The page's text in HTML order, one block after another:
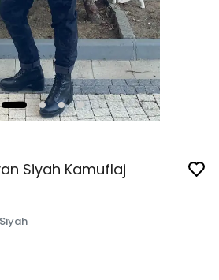
Siyah Kamuflaj